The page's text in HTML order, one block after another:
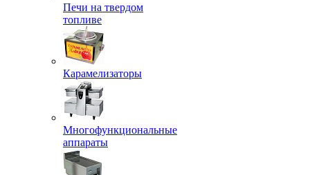
Печи на твердом
топливе
Карамелизаторы
Многофункциональные
аппараты